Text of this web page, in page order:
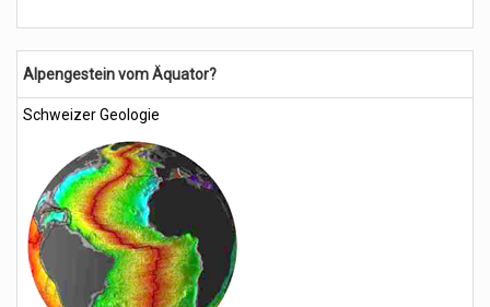
Alpengestein vom Äquator?
Schweizer Geologie